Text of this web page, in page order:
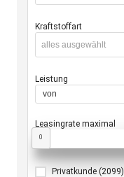
Kraftstoffart
alles ausgewählt
Leistung
Leasingrate maximal
0
Privatkunde (2099)